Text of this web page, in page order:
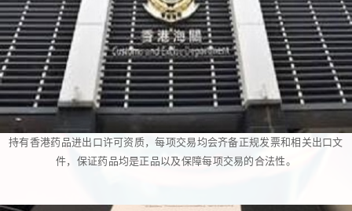
持有香港药品进出口许可资质，每项交易均会齐备正规发票和相关出口文
件，保证药品均是正品以及保障每项交易的合法性。